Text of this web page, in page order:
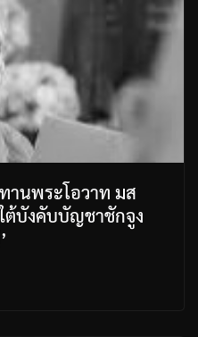
านพระโอวาท มส
ต้บังคับบัญชาชักจูง